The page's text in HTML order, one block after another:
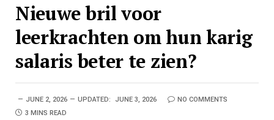
Nieuwe bril voor
leerkrachten om hun karig
salaris beter te zien?
JUNE 2, 2026 UPDATED: JUNE 3, 2026
NO COMMENTS
3 MINS READ